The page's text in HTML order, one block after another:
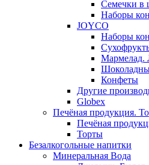
Семечки в
Наборы
JOYCO
Наборы
Мармелад.
Конфеты
Другие
Globex
Печёная продукция.
Печёная
Торты
Безалкогольные напитки
Минеральная Вода